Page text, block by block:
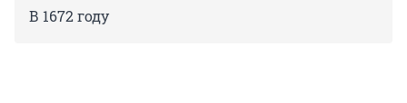
В 1672 году